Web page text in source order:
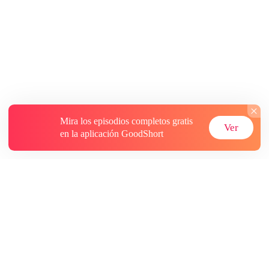
Mira los episodios completos gratis
en la aplicación GoodShort
Ver